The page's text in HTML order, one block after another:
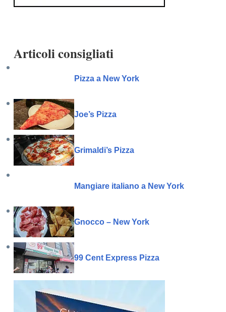
Articoli consigliati
Pizza a New York
Joe’s Pizza
Grimaldi’s Pizza
Mangiare italiano a New York
Gnocco – New York
99 Cent Express Pizza